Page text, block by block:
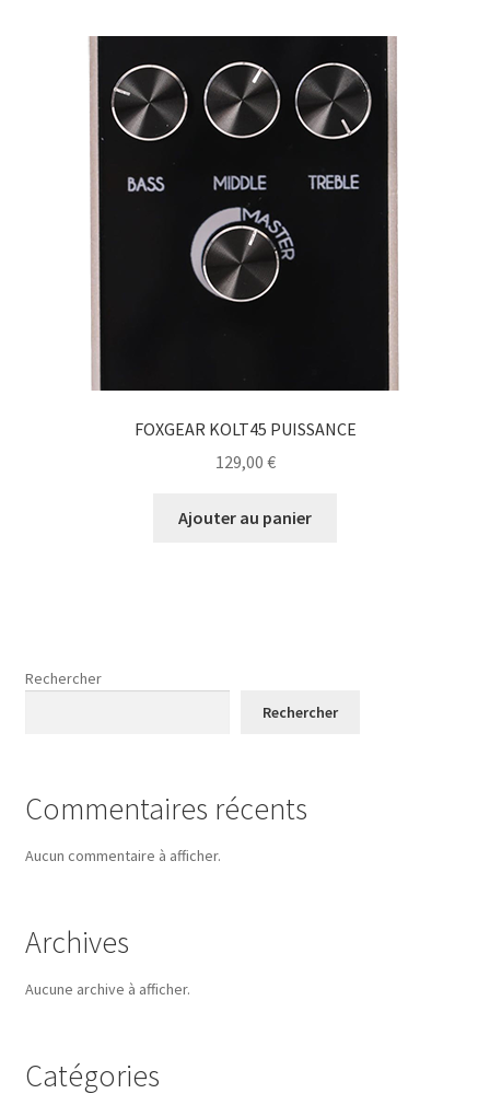
FOXGEAR KOLT45 PUISSANCE
129,00 €
Ajouter au panier
Rechercher
Rechercher
Commentaires récents
Aucun commentaire à afficher.
Archives
Aucune archive à afficher.
Catégories